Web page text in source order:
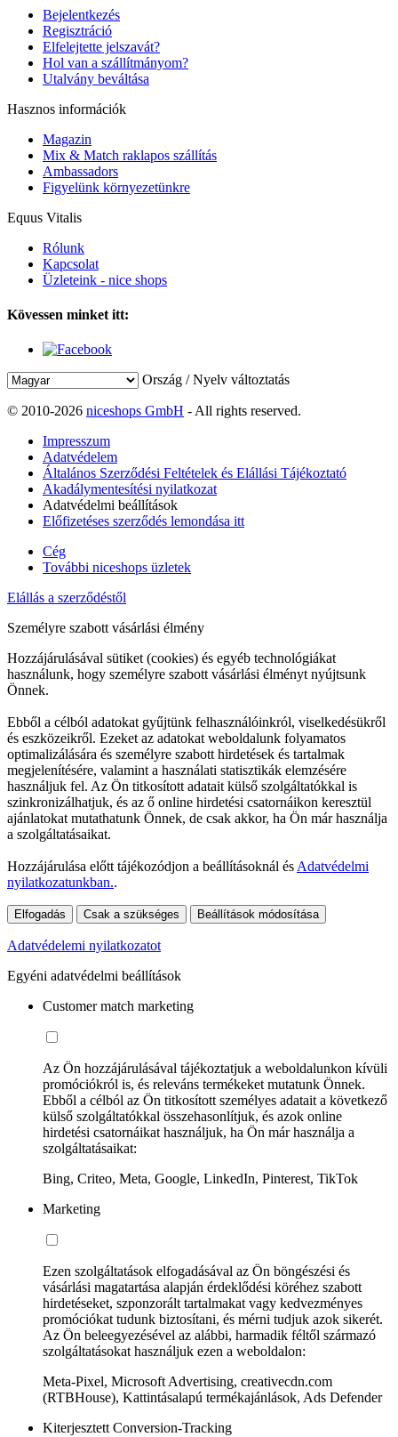
Bejelentkezés
Regisztráció
Elfelejtette jelszavát?
Hol van a szállítmányom?
Utalvány beváltása
Hasznos információk
Magazin
Mix & Match raklapos szállítás
Ambassadors
Figyelünk környezetünkre
Equus Vitalis
Rólunk
Kapcsolat
Üzleteink - nice shops
Kövessen minket itt:
Ország / Nyelv változtatás
© 2010-2026 niceshops GmbH - All rights reserved.
Impresszum
Adatvédelem
Általános Szerződési Feltételek és Elállási Tájékoztató
Akadálymentesítési nyilatkozat
Adatvédelmi beállítások
Előfizetéses szerződés lemondása itt
Cég
További niceshops üzletek
Elállás a szerződéstől
Személyre szabott vásárlási élmény
Hozzájárulásával sütiket (cookies) és egyéb technológiákat
használunk, hogy személyre szabott vásárlási élményt nyújtsunk
Önnek.
Ebből a célból adatokat gyűjtünk felhasználóinkról, viselkedésükről
és eszközeikről. Ezeket az adatokat weboldalunk folyamatos
optimalizálására és személyre szabott hirdetések és tartalmak
megjelenítésére, valamint a használati statisztikák elemzésére
használjuk fel. Az Ön titkosított adatait külső szolgáltatókkal is
szinkronizálhatjuk, és az ő online hirdetési csatornáikon keresztül
ajánlatokat mutathatunk Önnek, de csak akkor, ha Ön már használja
a szolgáltatásaikat.
Hozzájárulása előtt tájékozódjon a beállításoknál és Adatvédelmi
nyilatkozatunkban..
Elfogadás Csak a szükséges Beállítások módosítása
Adatvédelemi nyilatkozatot
Egyéni adatvédelmi beállítások
Customer match marketing
Az Ön hozzájárulásával tájékoztatjuk a weboldalunkon kívüli
promóciókról is, és releváns termékeket mutatunk Önnek.
Ebből a célból az Ön titkosított személyes adatait a következő
külső szolgáltatókkal összehasonlítjuk, és azok online
hirdetési csatornáikat használjuk, ha Ön már használja a
szolgáltatásaikat:
Bing, Criteo, Meta, Google, LinkedIn, Pinterest, TikTok
Marketing
Ezen szolgáltatások elfogadásával az Ön böngészési és
vásárlási magatartása alapján érdeklődési köréhez szabott
hirdetéseket, szponzorált tartalmakat vagy kedvezményes
promóciókat tudunk biztosítani, és mérni tudjuk azok sikerét.
Az Ön beleegyezésével az alábbi, harmadik féltől származó
szolgáltatásokat használjuk ezen a weboldalon:
Meta-Pixel, Microsoft Advertising, creativecdn.com
(RTBHouse), Kattintásalapú termékajánlások, Ads Defender
Kiterjesztett Conversion-Tracking